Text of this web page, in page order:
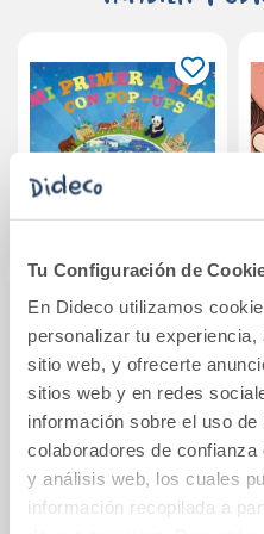
Tu Configuración de
En Dideco utilizamos
personalizar tu
sitio web, y ofrecerte
sitios web y en redes
información sobre el uso
colaboradores de
y análisis web, los cuales
información recopilada a
Mi primer atlas con
pop-ups
18,90€
Comprar